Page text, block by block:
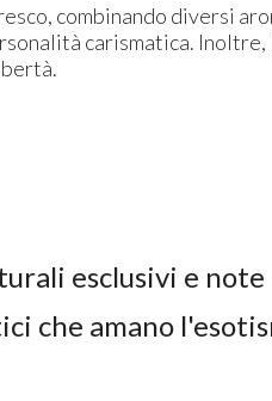
combinando diversi
carismatica. Inoltre,
esclusivi e note
che amano